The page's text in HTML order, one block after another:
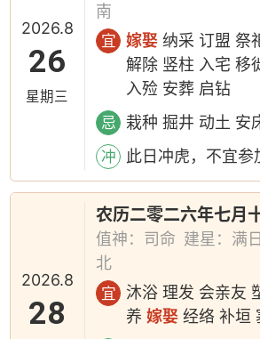
2026.8
26
星期三
南
宜 嫁娶 纳采 订盟 祭
解除 竖柱 入宅 移
入殓 安葬 启钻
忌 栽种 掘井 动土 安
冲 此日冲虎，不宜参
2026.8
28
农历二零二六年七月
值神：司命 建星：满日
北
宜
沐浴 理发 会亲友
养嫁娶 经络 补垣